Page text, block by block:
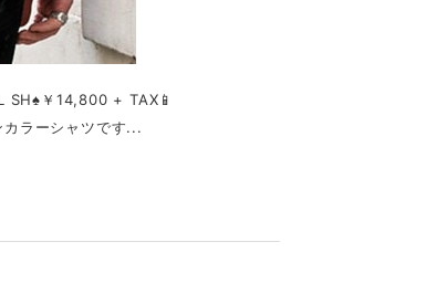
SH♠️￥14,800 + TAX📱
ラーシャツです...